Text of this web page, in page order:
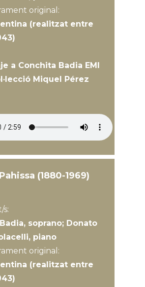
original:
(realitzat entre
a Conchita Badia EMI
Miquel Pérez
(1880-1969)
soprano; Donato
piano
original:
(realitzat entre